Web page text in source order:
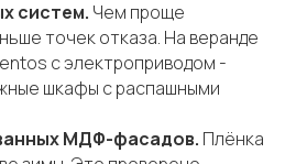
систем. Чем проще
точек отказа. На веранде
с электроприводом -
шкафы с распашными
МДФ-фасадов. Плёнка